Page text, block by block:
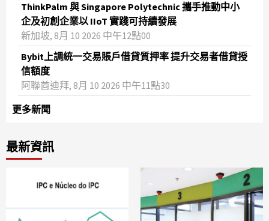
ThinkPalm 與 Singapore Polytechnic 攜手推動中小
企及初創企業以 IIoT 實踐可持續發展
新加坡, 8月 10 2026 中午12點00
Bybit上調統一交易賬戶借貸質押率 提升交易者借貸授
信額度
阿聯酋迪拜, 8月 10 2026 中午11點30
更多新聞
最新資訊